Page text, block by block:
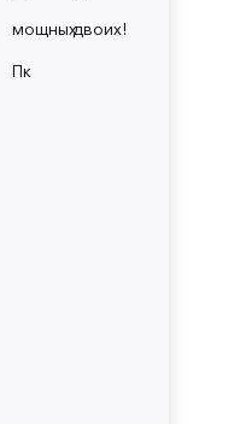
мощных
Пк
двоих!